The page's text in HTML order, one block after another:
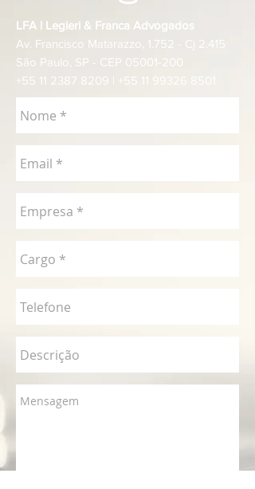
LFA | Legieri & Franca Advogados
Av. Francisco Matarazzo, 1.752 - Cj 2.415
​São Paulo, SP - CEP 05001-200
+55 11 2387 8209 | +55 11 99326 8501